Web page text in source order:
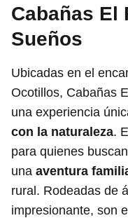
Cabañas El
Sueños
Ubicadas en el
Ocotillos, Cabañas
una experiencia
con la naturaleza.
para quienes
una aventura
rural. Rodeadas de
impresionante, son